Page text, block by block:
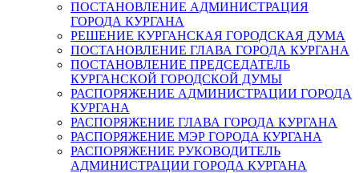
ПОСТАНОВЛЕНИЕ АДМИНИСТРАЦИЯ
ГОРОДА КУРГАНА
РЕШЕНИЕ КУРГАНСКАЯ ГОРОДСКАЯ ДУМА
ПОСТАНОВЛЕНИЕ ГЛАВА ГОРОДА КУРГАНА
ПОСТАНОВЛЕНИЕ ПРЕДСЕДАТЕЛЬ
КУРГАНСКОЙ ГОРОДСКОЙ ДУМЫ
РАСПОРЯЖЕНИЕ АДМИНИСТРАЦИИ ГОРОДА
КУРГАНА
РАСПОРЯЖЕНИЕ ГЛАВА ГОРОДА КУРГАНА
РАСПОРЯЖЕНИЕ МЭР ГОРОДА КУРГАНА
РАСПОРЯЖЕНИЕ РУКОВОДИТЕЛЬ
АДМИНИСТРАЦИИ ГОРОДА КУРГАНА